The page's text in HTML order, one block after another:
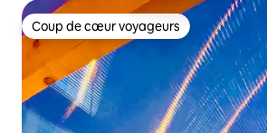
Coup de cœur voyageurs
Coup de cœur voyageurs